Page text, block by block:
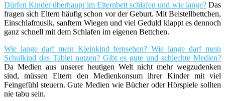
Dürfen Kinder überhaupt im Elternbett schlafen und wie lange?Das
fragen sich Eltern häufig schon vor der Geburt. Mit Beistellbettchen,
Einschlafmusik, sanftem Wiegen und viel Geduld klappt es dennoch
ganz schnell mit dem Schlafen im eigenen Bettchen.
Wie lange darf mein Kleinkind fernsehen? Wie lange darf mein
Schulkind das Tablet nutzen? Gibt es gute und schlechte Medien?
Da Medien aus unserer heutigen Welt nicht mehr wegzudenken
sind, müssen Eltern den Medienkonsum ihrer Kinder mit viel
Feingefühl steuern. Gute Medien wie Bücher oder Hörspiele sollten
nie tabu sein.